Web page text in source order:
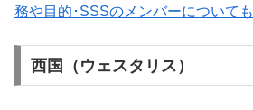
務や目的･SSSのメンバーについても
西国（ウェスタリス）